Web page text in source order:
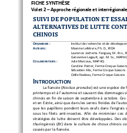
FICHE SYNTHÈSE
Volet 2 –Approche régionale et interrégionale
SUIVI DE POPULATION ET
ALTERNATIVES DE LUTTE
CHINOIS
ORGANISME :
Institut de recherche et de
AUTEURS :
Maxime Lefebvre, Ph. D., IRDA
Laurence Jochems-Tanguay, M. Env.,
Geneviève Legault, agr. M. Sc., MAPAQ
COLLABORATEURS :
Julie Marcoux, MAPAQ
Caroline Poirier, Ferme Croque-Saisons
Sébastien Alix, Ferme Croque-Saisons
Odile Nadeau, Ferme Croque-Saisons
INTRODUCTION
La fiancée (Noctua pronuba) est une espèce de
printemps et à l'automne et causent des dommages
chinois en fin de saison de septembre à octobre.
et en Estrie, ainsi que dans les serres froides de
que les papillons pondent leurs œufs dans
sous  les  filets  anti-insectes. Afin  de  minimiser  ces
stratégies  de  lutte  doivent  être  développées.  Des
thuringiensis (Bt)  dans  la  culture  de  choux  chinois
causés par la fiancée.